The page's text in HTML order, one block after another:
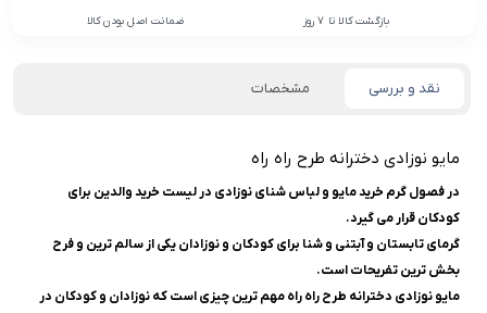
بازگشت کالا تا 7 روز ضمانت اصل بودن کالا
نقد و بررسی مشخصات
مایو نوزادی دخترانه طرح راه راه
در فصول گرم خرید مایو و لباس شنای نوزادی در لیست خرید والدین برای
کودکان قرار می گیرد.
گرمای تابستان و آبتنی و شنا برای کودکان و نوزادان یکی از سالم ترین و فرح
بخش ترین تفریحات است.
مایو نوزادی دخترانه طرح راه راه مهم ترین چیزی است که نوزادان و کودکان در